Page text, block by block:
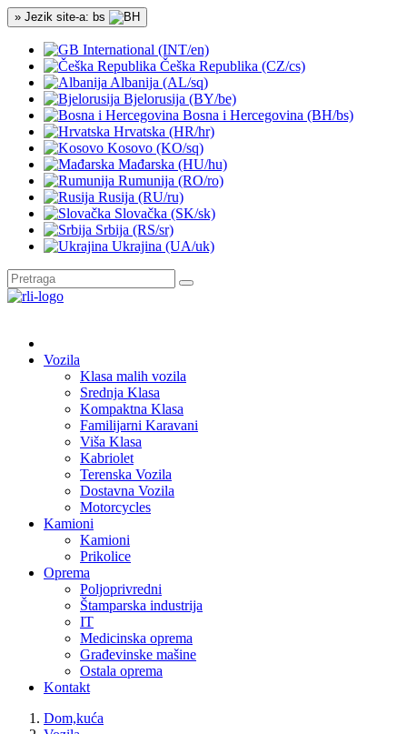
» Jezik site-a: bs
International (INT/en)
Češka Republika (CZ/cs)
Albanija (AL/sq)
Bjelorusija (BY/be)
Bosna i Hercegovina (BH/bs)
Hrvatska (HR/hr)
Kosovo (KO/sq)
Mađarska (HU/hu)
Rumunija (RO/ro)
Rusija (RU/ru)
Slovačka (SK/sk)
Srbija (RS/sr)
Ukrajina (UA/uk)
Vozila
Klasa malih vozila
Srednja Klasa
Kompaktna Klasa
Familijarni Karavani
Viša Klasa
Kabriolet
Terenska Vozila
Dostavna Vozila
Motorcycles
Kamioni
Kamioni
Prikolice
Oprema
Poljoprivredni
Štamparska industrija
IT
Medicinska oprema
Građevinske mašine
Ostala oprema
Kontakt
Dom,kuća